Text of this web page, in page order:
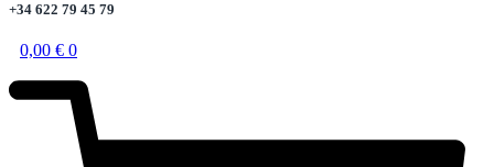
+34 622 79 45 79
0,00 € 0